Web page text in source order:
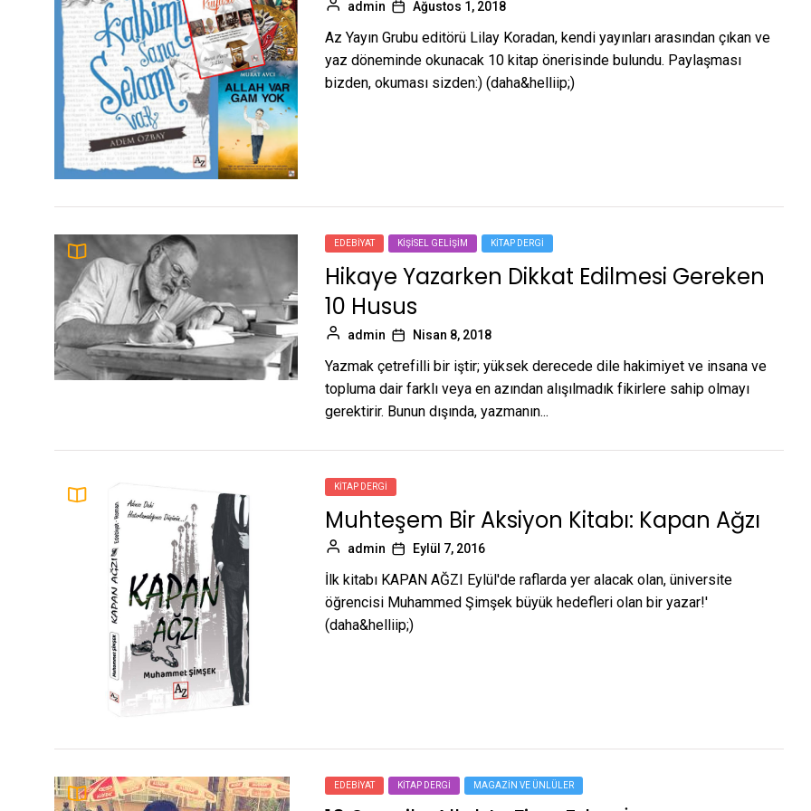
admin Ağustos 1, 2018
Az Yayın Grubu editörü Lilay Koradan, kendi yayınları arasından çıkan ve
yaz döneminde okunacak 10 kitap önerisinde bulundu. Paylaşması
bizden, okuması sizden:) (daha&helliip;)
EDEBIYAT KIŞISEL GELIŞIM KITAP DERGI
Hikaye Yazarken Dikkat Edilmesi Gereken
10 Husus
admin Nisan 8, 2018
Yazmak çetrefilli bir iştir; yüksek derecede dile hakimiyet ve insana ve
topluma dair farklı veya en azından alışılmadık fikirlere sahip olmayı
gerektirir. Bunun dışında, yazmanın...
KITAP DERGI
Muhteşem Bir Aksiyon Kitabı: Kapan Ağzı
admin Eylül 7, 2016
İlk kitabı KAPAN AĞZI Eylül'de raflarda yer alacak olan, üniversite
öğrencisi Muhammed Şimşek büyük hedefleri olan bir yazar!'
(daha&helliip;)
EDEBIYAT KITAP DERGI MAGAZIN VE ÜNLÜLER